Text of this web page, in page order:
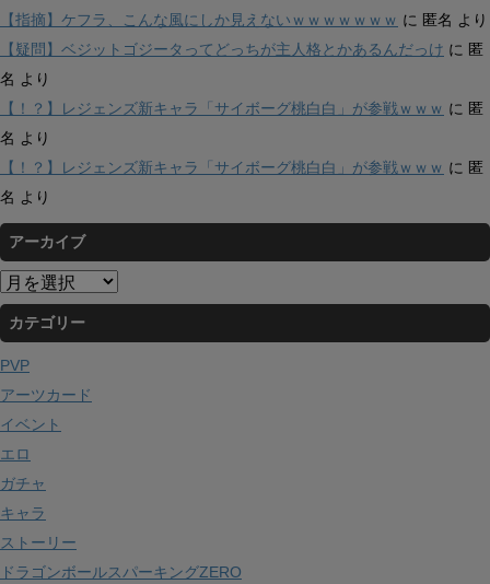
【指摘】ケフラ、こんな風にしか見えないｗｗｗｗｗｗｗ に 匿名 より
【疑問】ベジットゴジータってどっちが主人格とかあるんだっけ に 匿
名 より
【！？】レジェンズ新キャラ「サイボーグ桃白白」が参戦ｗｗｗ に 匿
名 より
【！？】レジェンズ新キャラ「サイボーグ桃白白」が参戦ｗｗｗ に 匿
名 より
アーカイブ
ア
ー
カ
イ
ブ
カテゴリー
PVP
アーツカード
イベント
エロ
ガチャ
キャラ
ストーリー
ドラゴンボールスパーキングZERO